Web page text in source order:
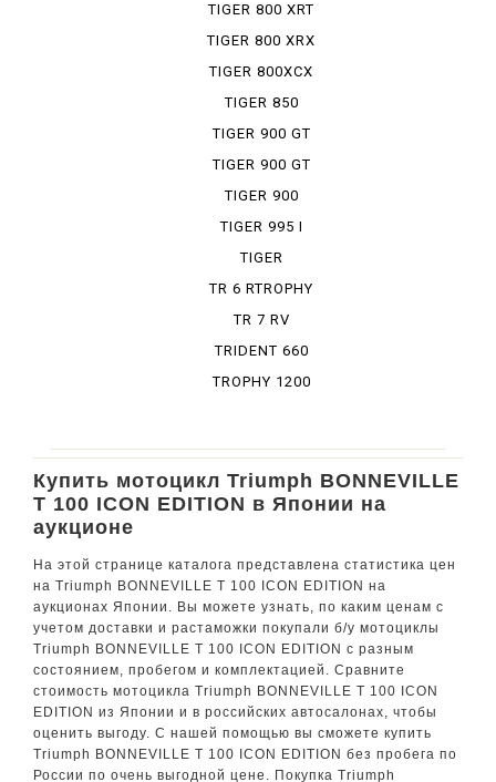
TIGER 800 XRT
TIGER 800 XRX
TIGER 800XCX
TIGER 850
SPORT
TIGER 900 GT
TIGER 900 GT
PRO
TIGER 900
RALLY PRO
TIGER 995 I
TIGER
EXPLORER
TR 6 RTROPHY
TR 7 RV
TRIDENT 660
TROPHY 1200
Купить мотоцикл Triumph BONNEVILLE
T 100 ICON EDITION в Японии на
аукционе
На этой странице каталога представлена статистика цен
на Triumph BONNEVILLE T 100 ICON EDITION на
аукционах Японии. Вы можете узнать, по каким ценам с
учетом доставки и растаможки покупали б/у мотоциклы
Triumph BONNEVILLE T 100 ICON EDITION с разным
состоянием, пробегом и комплектацией. Сравните
стоимость мотоцикла Triumph BONNEVILLE T 100 ICON
EDITION из Японии и в российских автосалонах, чтобы
оценить выгоду. С нашей помощью вы сможете купить
Triumph BONNEVILLE T 100 ICON EDITION без пробега по
России по очень выгодной цене. Покупка Triumph